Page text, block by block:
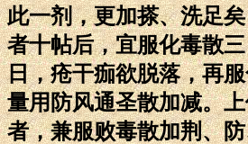
此一剂，更加搽、洗足
者十帖后，宜服化毒散
日，疮干痂欲脱落，再
量用防风通圣散加减。
者，兼服败毒散加荆、